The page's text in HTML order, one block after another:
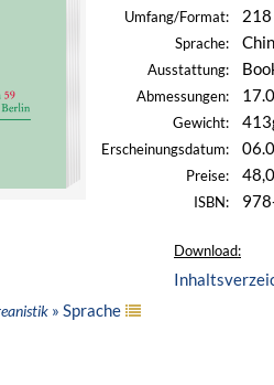
Umfang/Format: 218
Sprache:
Ausstattung:
Abmessungen:
Gewicht:
Erscheinungsdatum:
Preise:
ISBN:
» Sprache
Download: